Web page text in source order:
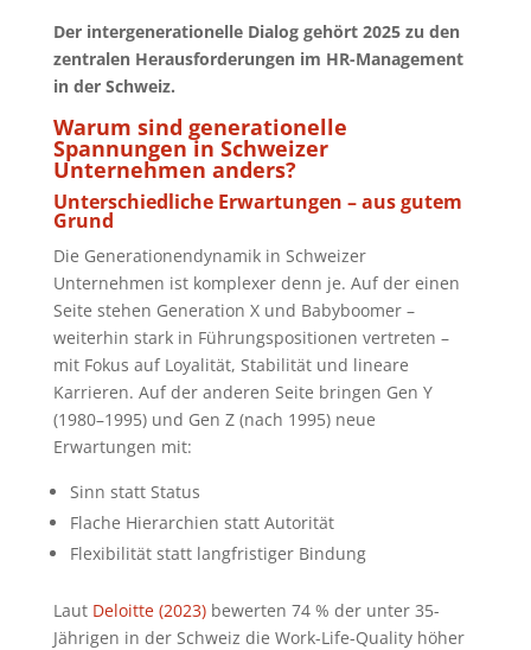
Der intergenerationelle Dialog gehört 2025 zu den
zentralen Herausforderungen im HR-Management
in der Schweiz.
Warum sind generationelle
Spannungen in Schweizer
Unternehmen anders?
Unterschiedliche Erwartungen – aus gutem
Grund
Die Generationendynamik in Schweizer
Unternehmen ist komplexer denn je. Auf der einen
Seite stehen Generation X und Babyboomer –
weiterhin stark in Führungspositionen vertreten –
mit Fokus auf Loyalität, Stabilität und lineare
Karrieren. Auf der anderen Seite bringen Gen Y
(1980–1995) und Gen Z (nach 1995) neue
Erwartungen mit:
Sinn statt Status
Flache Hierarchien statt Autorität
Flexibilität statt langfristiger Bindung
Laut Deloitte (2023)bewerten 74 % der unter 35-
Jährigen in der Schweiz die Work-Life-Quality höher